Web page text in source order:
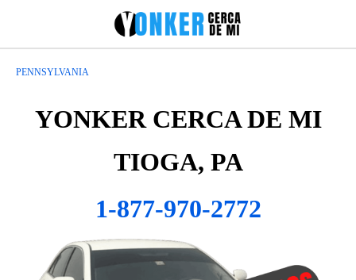
PENNSYLVANIA
YONKER CERCA DE MI
TIOGA, PA
1-877-970-2772